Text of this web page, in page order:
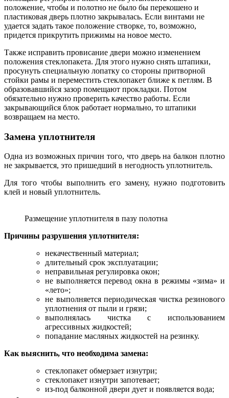
положение, чтобы и полотно не было бы перекошено и
пластиковая дверь плотно закрывалась. Если винтами не
удается задать такое положение створке, то, возможно,
придется прикрутить прижимы на новое место.
Также исправить провисание двери можно изменением
положения стеклопакета. Для этого нужно снять штапики,
просунуть специальную лопатку со стороны притворной
стойки рамы и переместить стеклопакет ближе к петлям. В
образовавшийся зазор помещают прокладки. Потом
обязательно нужно проверить качество работы. Если
закрывающийся блок работает нормально, то штапики
возвращаем на место.
Замена уплотнителя
Одна из возможных причин того, что дверь на балкон плотно
не закрывается, это пришедший в негодность уплотнитель.
Для того чтобы выполнить его замену, нужно подготовить
клей и новый уплотнитель.
Размещение уплотнителя в пазу полотна
Причины разрушения уплотнителя:
некачественный материал;
длительный срок эксплуатации;
неправильная регулировка окон;
не выполняется перевод окна в режимы «зима» и
«лето»;
не выполняется периодическая чистка резинового
уплотнения от пыли и грязи;
выполнялась чистка с использованием
агрессивных жидкостей;
попадание масляных жидкостей на резинку.
Как выяснить, что необходима замена:
стеклопакет обмерзает изнутри;
стеклопакет изнутри запотевает;
из-под балконной двери дует и появляется вода;